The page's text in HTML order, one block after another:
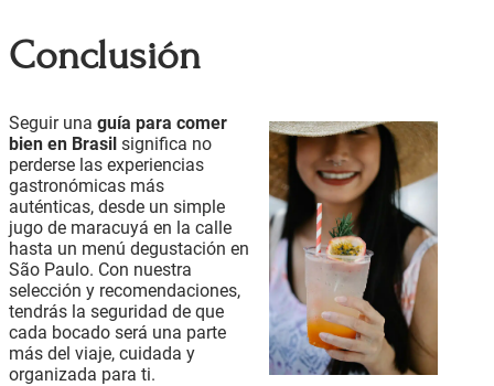
Conclusión
Seguir una guía para comer
bien en Brasil significa no
perderse las experiencias
gastronómicas más
auténticas, desde un simple
jugo de maracuyá en la calle
hasta un menú degustación en
São Paulo. Con nuestra
selección y recomendaciones,
tendrás la seguridad de que
cada bocado será una parte
más del viaje, cuidada y
organizada para ti.